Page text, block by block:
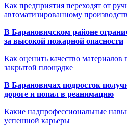
Как предприятия переходят от
автоматизированному
В Барановичском районе
за высокой пожарной опасности
Как оценить качество материалов
закрытой площадке
В Барановичах подросток
дороге и попал в реанимацию
Какие надпрофессиональные
успешной карьеры